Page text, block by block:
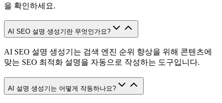
을 확인하세요.
AI SEO 설명 생성기란 무엇인가요?
AI SEO 설명 생성기는 검색 엔진 순위 향상을 위해 콘텐츠에
맞는 SEO 최적화 설명을 자동으로 작성하는 도구입니다.
AI 설명 생성기는 어떻게 작동하나요?